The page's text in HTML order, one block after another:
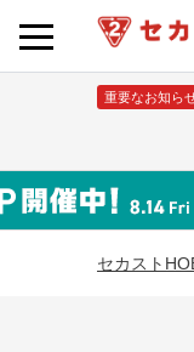
重要なお知ら
セカスト